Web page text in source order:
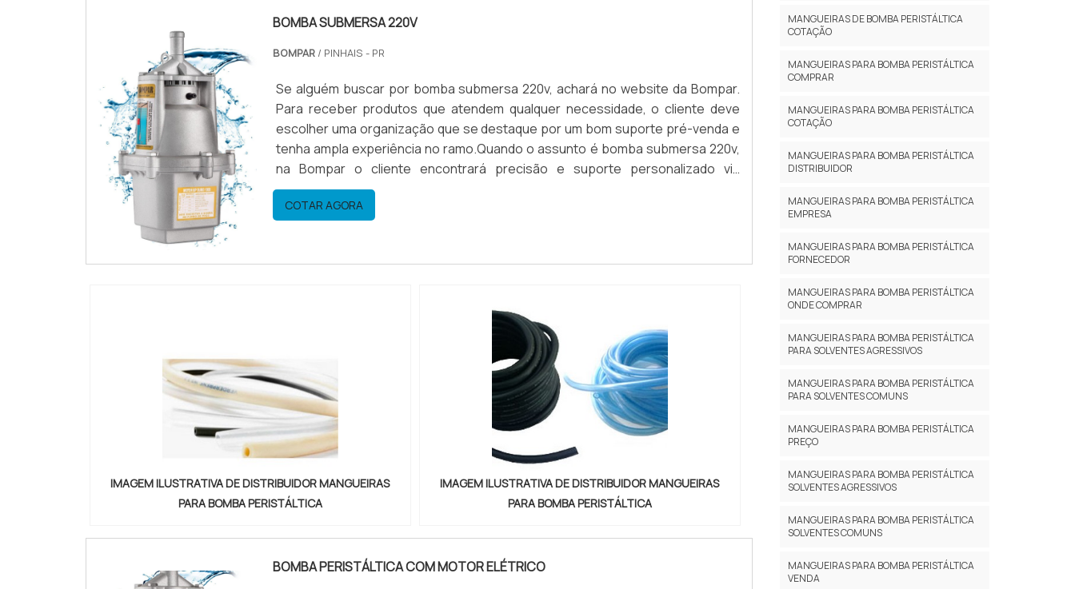
BOMBA SUBMERSA 220V
BOMPAR / PINHAIS - PR
Se alguém buscar por bomba submersa 220v, achará no website da Bompar.
Para receber produtos que atendem qualquer necessidade, o cliente deve
escolher uma organização que se destaque por um bom suporte pré-venda e
tenha ampla experiência no ramo.Quando o assunto é bomba submersa 220v,
na Bompar o cliente encontrará precisão e suporte personalizado via
WhatsApp.MAIS DETALHES INTERESSANTES SOBRE BOMBA SUBMERSA 220VA
Bompar objetiva seus r...
COTAR AGORA
IMAGEM ILUSTRATIVA DE DISTRIBUIDOR MANGUEIRAS
PARA BOMBA PERISTÁLTICA
IMAGEM ILUSTRATIVA DE DISTRIBUIDOR MANGUEIRAS
PARA BOMBA PERISTÁLTICA
BOMBA PERISTÁLTICA COM MOTOR ELÉTRICO
MANGUEIRAS DE BOMBA PERISTÁLTICA
COTAÇÃO
MANGUEIRAS PARA BOMBA PERISTÁLTICA
COMPRAR
MANGUEIRAS PARA BOMBA PERISTÁLTICA
COTAÇÃO
MANGUEIRAS PARA BOMBA PERISTÁLTICA
DISTRIBUIDOR
MANGUEIRAS PARA BOMBA PERISTÁLTICA
EMPRESA
MANGUEIRAS PARA BOMBA PERISTÁLTICA
FORNECEDOR
MANGUEIRAS PARA BOMBA PERISTÁLTICA
ONDE COMPRAR
MANGUEIRAS PARA BOMBA PERISTÁLTICA
PARA SOLVENTES AGRESSIVOS
MANGUEIRAS PARA BOMBA PERISTÁLTICA
PARA SOLVENTES COMUNS
MANGUEIRAS PARA BOMBA PERISTÁLTICA
PREÇO
MANGUEIRAS PARA BOMBA PERISTÁLTICA
SOLVENTES AGRESSIVOS
MANGUEIRAS PARA BOMBA PERISTÁLTICA
SOLVENTES COMUNS
MANGUEIRAS PARA BOMBA PERISTÁLTICA
VENDA